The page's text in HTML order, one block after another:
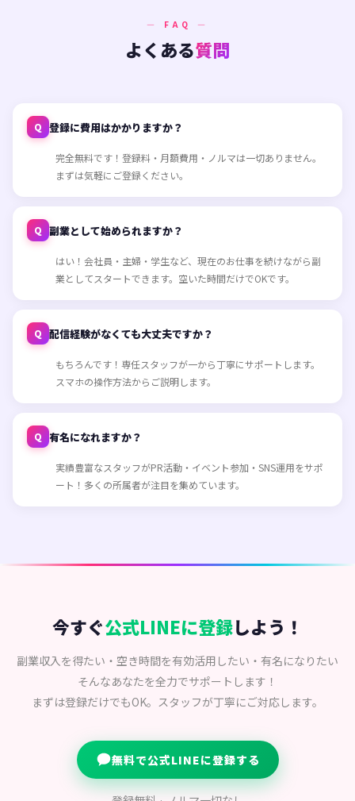
— FAQ —
よくある質問
Q 登録に費用はかかりますか？
完全無料です！登録料・月額費用・ノルマは一切ありません。
まずは気軽にご登録ください。
Q 副業として始められますか？
はい！会社員・主婦・学生など、現在のお仕事を続けながら副
業としてスタートできます。空いた時間だけでOKです。
Q 配信経験がなくても大丈夫ですか？
もちろんです！専任スタッフが一から丁寧にサポートします。
スマホの操作方法からご説明します。
Q 有名になれますか？
実績豊富なスタッフがPR活動・イベント参加・SNS運用をサポ
ート！多くの所属者が注目を集めています。
今すぐ公式LINEに登録しよう！
副業収入を得たい・空き時間を有効活用したい・有名になりたい
そんなあなたを全力でサポートします！
まずは登録だけでもOK。スタッフが丁寧にご対応します。
無料で公式LINEに登録する